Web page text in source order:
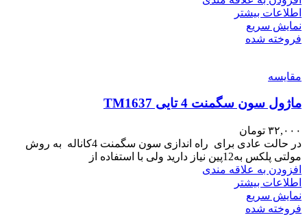
اطلاعات بیشتر
نمایش سریع
فروخته شده
مقايسه
ماژول سون سگمنت 4 تایی TM1637
۳۲,۰۰۰ تومان
در حالت عادی برای راه اندازی سون سگمنت 4کاناله به روش
مولتی پلکس به12پین نیاز دارید ولی با استفاده از
افزودن به علاقه مندی
اطلاعات بیشتر
نمایش سریع
فروخته شده